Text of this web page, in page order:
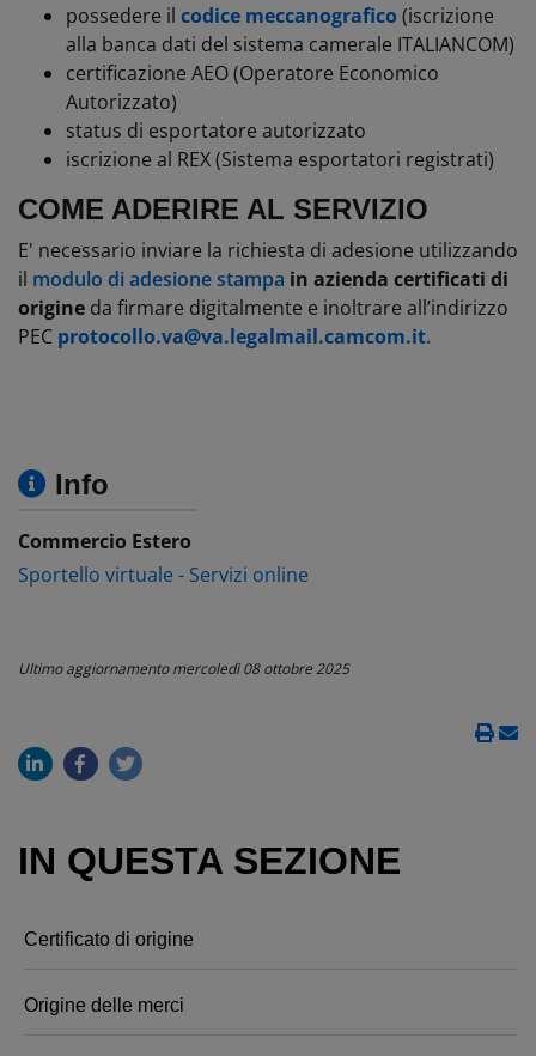
possedere il codice meccanografico (iscrizione
alla banca dati del sistema camerale ITALIANCOM)
certificazione AEO (Operatore Economico
Autorizzato)
status di esportatore autorizzato
iscrizione al REX (Sistema esportatori registrati)
COME ADERIRE AL SERVIZIO
E' necessario inviare la richiesta di adesione utilizzando
il modulo di adesione stampa in azienda certificati di
origine da firmare digitalmente e inoltrare all’indirizzo
PEC protocollo.va@va.legalmail.camcom.it.
Info
Commercio Estero
Sportello virtuale - Servizi online
Ultimo aggiornamentomercoledì 08 ottobre 2025
IN QUESTA SEZIONE
Certificato di origine
Origine delle merci